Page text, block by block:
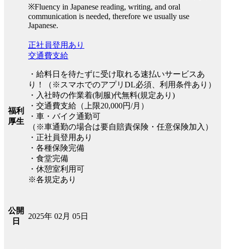
※Fluency in Japanese reading, writing, and oral
communication is needed, therefore we usually use
Japanese.
福利
厚生
正社員登用あり
交通費支給
・給料日を待たずに受け取れる速払いサービスあ
り！（※スマホでのアプリDL必須、利用条件あり）
・入社時の作業着(制服)代無料(規定あり)
・交通費支給（上限20,000円/月）
・車・バイク通勤可
（※車通勤の場合は要自賠責保険・任意保険加入）
・正社員登用あり
・各種保険完備
・食堂完備
・休憩室利用可
※各規定あり
公開
日
2025年 02月 05日